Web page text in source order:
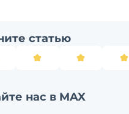
статью
нас в MAX